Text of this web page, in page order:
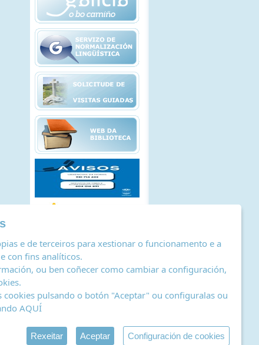
de actividades de tratamento
e de terceiros para xestionar o funcionamento e a
con fins analíticos.
ou ben coñecer como cambiar a configuración,
.
cookies pulsando o botón "Aceptar" ou configuralas ou
AQUÍ
Rexeitar Aceptar Configuración de cookies